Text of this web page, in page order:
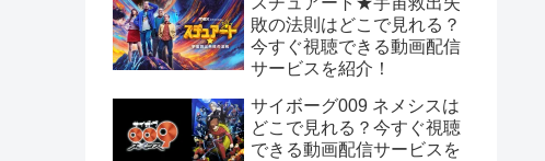
敗の法則はどこで見れる？
今すぐ視聴できる動画配信
サービスを紹介！
サイボーグ009 ネメシスは
どこで見れる？今すぐ視聴
できる動画配信サービスを